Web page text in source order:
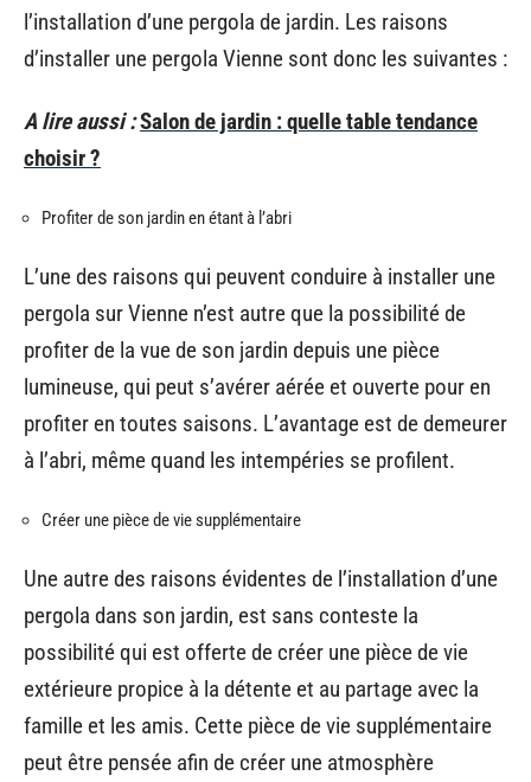
l’installation d’une pergola de jardin. Les raisons
d’installer une pergola Vienne sont donc les suivantes :
A lire aussi :Salon de jardin : quelle table tendance
choisir ?
Profiter de son jardin en étant à l’abri
L’une des raisons qui peuvent conduire à installer une
pergola sur Vienne n’est autre que la possibilité de
profiter de la vue de son jardin depuis une pièce
lumineuse, qui peut s’avérer aérée et ouverte pour en
profiter en toutes saisons. L’avantage est de demeurer
à l’abri, même quand les intempéries se profilent.
Créer une pièce de vie supplémentaire
Une autre des raisons évidentes de l’installation d’une
pergola dans son jardin, est sans conteste la
possibilité qui est offerte de créer une pièce de vie
extérieure propice à la détente et au partage avec la
famille et les amis. Cette pièce de vie supplémentaire
peut être pensée afin de créer une atmosphère